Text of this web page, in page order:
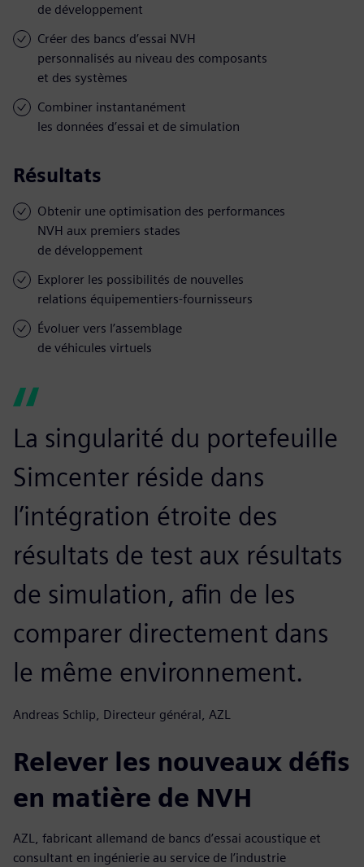
de développement
Créer des bancs d’essai NVH
personnalisés au niveau des composants
et des systèmes
Combiner instantanément
les données d’essai et de simulation
Résultats
Obtenir une optimisation des performances
NVH aux premiers stades
de développement
Explorer les possibilités de nouvelles
relations équipementiers-fournisseurs
Évoluer vers l’assemblage
de véhicules virtuels
La singularité du portefeuille
Simcenter réside dans
l’intégration étroite des
résultats de test aux résultats
de simulation, afin de les
comparer directement dans
le même environnement.
Andreas Schlip, Directeur général, AZL
Relever les nouveaux défis
en matière de NVH
AZL, fabricant allemand de bancs d’essai acoustique et
consultant en ingénierie au service de l’industrie